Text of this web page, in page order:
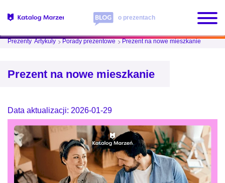
o prezentach
Prezenty Artykuły Porady prezentowe Prezent na nowe mieszkanie
Prezent na nowe mieszkanie
Data aktualizacji: 2026-01-29